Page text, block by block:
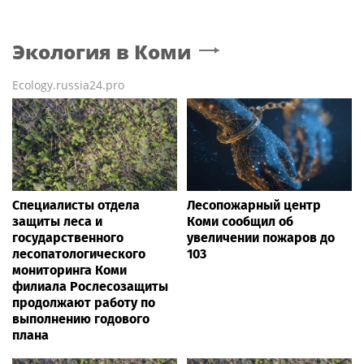
Экология в Коми
Ecology.russia24.pro
Специалисты отдела
защиты леса и
государственного
лесопатологического
мониторинга Коми
филиала Рослесозащиты
продолжают работу по
выполнению годового
плана
Лесопожарный центр
Коми сообщил об
увеличении пожаров до
103